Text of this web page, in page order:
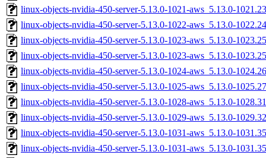
linux-objects-nvidia-450-server-5.13.0-1021-aws_5.13.0-
linux-objects-nvidia-450-server-5.13.0-1022-aws_5.13.0-
linux-objects-nvidia-450-server-5.13.0-1023-aws_5.13.0-
linux-objects-nvidia-450-server-5.13.0-1023-aws_5.13.0-
linux-objects-nvidia-450-server-5.13.0-1024-aws_5.13.0-
linux-objects-nvidia-450-server-5.13.0-1025-aws_5.13.0-
linux-objects-nvidia-450-server-5.13.0-1028-aws_5.13.0-
linux-objects-nvidia-450-server-5.13.0-1029-aws_5.13.0-
linux-objects-nvidia-450-server-5.13.0-1031-aws_5.13.0-
linux-objects-nvidia-450-server-5.13.0-1031-aws_5.13.0-